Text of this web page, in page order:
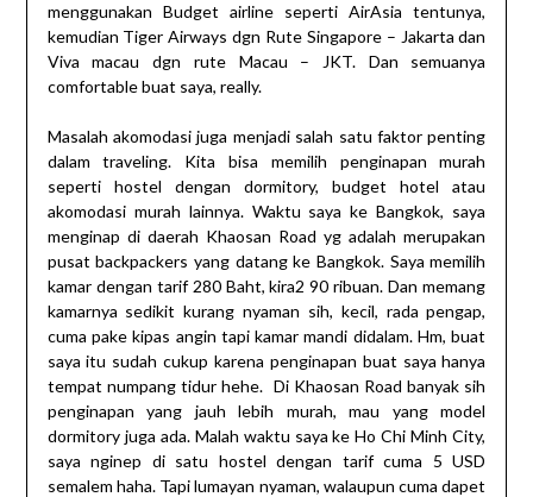
menggunakan Budget airline seperti AirAsia tentunya,
kemudian Tiger Airways dgn Rute Singapore – Jakarta dan
Viva macau dgn rute Macau – JKT. Dan semuanya
comfortable buat saya, really.
Masalah akomodasi juga menjadi salah satu faktor penting
dalam traveling. Kita bisa memilih penginapan murah
seperti hostel dengan dormitory, budget hotel atau
akomodasi murah lainnya. Waktu saya ke Bangkok, saya
menginap di daerah Khaosan Road yg adalah merupakan
pusat backpackers yang datang ke Bangkok. Saya memilih
kamar dengan tarif 280 Baht, kira2 90 ribuan. Dan memang
kamarnya sedikit kurang nyaman sih, kecil, rada pengap,
cuma pake kipas angin tapi kamar mandi didalam. Hm, buat
saya itu sudah cukup karena penginapan buat saya hanya
tempat numpang tidur hehe. Di Khaosan Road banyak sih
penginapan yang jauh lebih murah, mau yang model
dormitory juga ada. Malah waktu saya ke Ho Chi Minh City,
saya nginep di satu hostel dengan tarif cuma 5 USD
semalem haha. Tapi lumayan nyaman, walaupun cuma dapet